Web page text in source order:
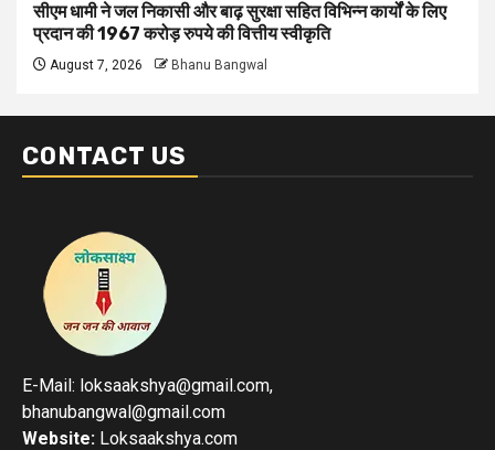
सीएम धामी ने जल निकासी और बाढ़ सुरक्षा सहित विभिन्न कार्यों के लिए
प्रदान की 1967 करोड़ रुपये की वित्तीय स्वीकृति
August 7, 2026 Bhanu Bangwal
CONTACT US
E-Mail: loksaakshya@gmail.com,
bhanubangwal@gmail.com
Website: Loksaakshya.com